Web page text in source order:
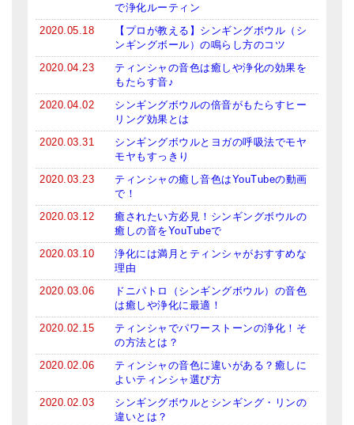
倍音呼吸法レッスン
上級講座
ビギナー講師・養成講座
アマナマナとは
About Us
ブログ
特商法の表記
で浄化ルーティン
2020.05.18
【プロが教える】シンギングボウル（シ
ンギングボール）の鳴らし方のコツ
2020.04.23
ティンシャの音色は癒しや浄化の効果を
もたらす音♪
2020.04.02
シンギングボウルの倍音がもたらすヒー
リング効果とは
2020.03.31
シンギングボウルとヨガの呼吸法でモヤ
モヤもすっきり
2020.03.23
ティンシャの癒し音色はYouTubeの動画
で！
2020.03.12
癒されたい方必見！シンギングボウルの
癒しの音をYouTubeで
2020.03.10
浄化には満月とティンシャがおすすめな
理由
2020.03.06
ドニパトロ（シンギングボウル）の音色
は癒しや浄化に最適！
2020.02.15
ティンシャでパワーストーンの浄化！そ
の方法とは？
2020.02.06
ティンシャの音色に違いがある？癒しに
よいティンシャ選び方
2020.02.03
シンギングボウルとシンギング・リンの
違いとは？